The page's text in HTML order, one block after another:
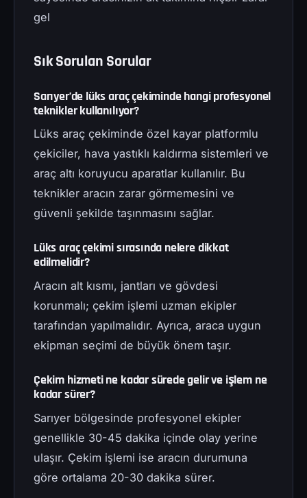
gel
Sık Sorulan Sorular
Sarıyer’de lüks araç çekiminde hangi profesyonel
teknikler kullanılıyor?
Lüks araç çekiminde özel kayar platformlu
çekiciler, hava yastıklı kaldırma sistemleri ve
araç altı koruyucu aparatlar kullanılır. Bu
teknikler aracın zarar görmemesini ve
güvenli şekilde taşınmasını sağlar.
Lüks araç çekimi sırasında nelere dikkat
edilmelidir?
Aracın alt kısmı, jantları ve gövdesi
korunmalı; çekim işlemi uzman ekipler
tarafından yapılmalıdır. Ayrıca, araca uygun
ekipman seçimi de büyük önem taşır.
Çekim hizmeti ne kadar sürede gelir ve işlem ne
kadar sürer?
Sarıyer bölgesinde profesyonel ekipler
genellikle 30-45 dakika içinde olay yerine
ulaşır. Çekim işlemi ise aracın durumuna
göre ortalama 20-30 dakika sürer.